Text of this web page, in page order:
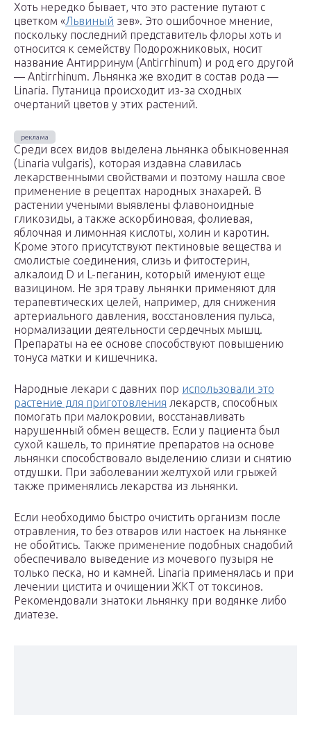
Хоть нередко бывает, что это растение путают с
цветком «Львиный зев». Это ошибочное мнение,
поскольку последний представитель флоры хоть и
относится к семейству Подорожниковых, носит
название Антирринум (Antirrhinum) и род его другой
— Antirrhinum. Льнянка же входит в состав рода —
Linaria. Путаница происходит из-за сходных
очертаний цветов у этих растений.
Среди всех видов выделена льнянка обыкновенная
(Linaria vulgaris), которая издавна славилась
лекарственными свойствами и поэтому нашла свое
применение в рецептах народных знахарей. В
растении учеными выявлены флавоноидные
гликозиды, а также аскорбиновая, фолиевая,
яблочная и лимонная кислоты, холин и каротин.
Кроме этого присутствуют пектиновые вещества и
смолистые соединения, слизь и фитостерин,
алкалоид D и L-пеганин, который именуют еще
вазицином. Не зря траву льнянки применяют для
терапевтических целей, например, для снижения
артериального давления, восстановления пульса,
нормализации деятельности сердечных мышц.
Препараты на ее основе способствуют повышению
тонуса матки и кишечника.
Народные лекари с давних пор использовали это
растение для приготовления лекарств, способных
помогать при малокровии, восстанавливать
нарушенный обмен веществ. Если у пациента был
сухой кашель, то принятие препаратов на основе
льнянки способствовало выделению слизи и снятию
отдушки. При заболевании желтухой или грыжей
также применялись лекарства из льнянки.
Если необходимо быстро очистить организм после
отравления, то без отваров или настоек на льнянке
не обойтись. Также применение подобных снадобий
обеспечивало выведение из мочевого пузыря не
только песка, но и камней. Linaria применялась и при
лечении цистита и очищении ЖКТ от токсинов.
Рекомендовали знатоки льнянку при водянке либо
диатезе.